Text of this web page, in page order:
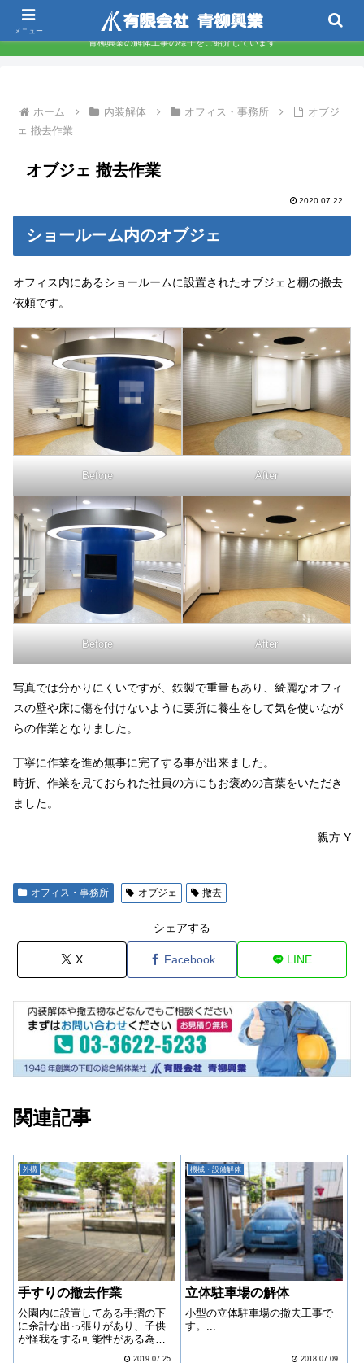
東京都墨田区 下町の解体屋さんです
青柳興業の解体工事の様子をご紹介しています
ホーム 内装解体 オフィス・事務所
オブジ
ェ 撤去作業
オブジェ 撤去作業
2020.07.22
ショールーム内のオブジェ
オフィス内にあるショールームに設置されたオブジェと棚の撤去
依頼です。
Before After
Before After
写真では分かりにくいですが、鉄製で重量もあり、綺麗なオフィ
スの壁や床に傷を付けないように要所に養生をして気を使いなが
らの作業となりました。
丁寧に作業を進め無事に完了する事が出来ました。
時折、作業を見ておられた社員の方にもお褒めの言葉をいただき
ました。
親方 Y
オフィス・事務所 オブジェ 撤去
シェアする
X Facebook LINE
関連記事
外構
手すりの撤去作業
公園内に設置してある手摺の下
に余計な出っ張りがあり、子供
が怪我をする可能性がある為と
2019.07.25
機械・設備解体
立体駐車場の解体
小型の立体駐車場の撤去工事で
す。...
2018.07.09
メニュー